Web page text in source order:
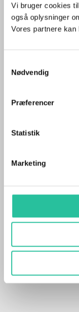
Vi bruger cookies
også oplysninger
Vores partnere
Nødvendig
Præferencer
Statistik
Marketing